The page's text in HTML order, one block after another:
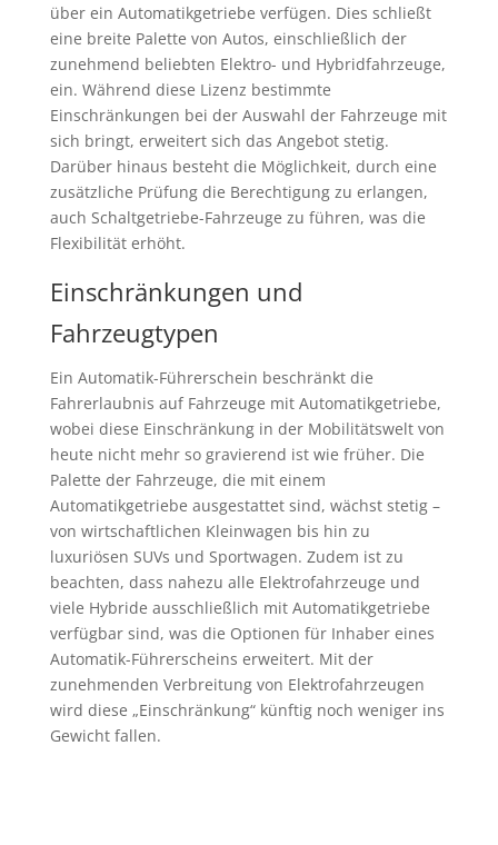
über ein Automatikgetriebe verfügen. Dies schließt
eine breite Palette von Autos, einschließlich der
zunehmend beliebten Elektro- und Hybridfahrzeuge,
ein. Während diese Lizenz bestimmte
Einschränkungen bei der Auswahl der Fahrzeuge mit
sich bringt, erweitert sich das Angebot stetig.
Darüber hinaus besteht die Möglichkeit, durch eine
zusätzliche Prüfung die Berechtigung zu erlangen,
auch Schaltgetriebe-Fahrzeuge zu führen, was die
Flexibilität erhöht.
Einschränkungen und
Fahrzeugtypen
Ein Automatik-Führerschein beschränkt die
Fahrerlaubnis auf Fahrzeuge mit Automatikgetriebe,
wobei diese Einschränkung in der Mobilitätswelt von
heute nicht mehr so gravierend ist wie früher. Die
Palette der Fahrzeuge, die mit einem
Automatikgetriebe ausgestattet sind, wächst stetig –
von wirtschaftlichen Kleinwagen bis hin zu
luxuriösen SUVs und Sportwagen. Zudem ist zu
beachten, dass nahezu alle Elektrofahrzeuge und
viele Hybride ausschließlich mit Automatikgetriebe
verfügbar sind, was die Optionen für Inhaber eines
Automatik-Führerscheins erweitert. Mit der
zunehmenden Verbreitung von Elektrofahrzeugen
wird diese „Einschränkung“ künftig noch weniger ins
Gewicht fallen.